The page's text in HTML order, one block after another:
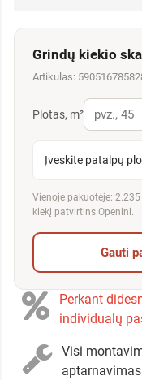
Grindų kiekio
Artikulas:
Plotas, m²
Įveskite patalpų
Vienoje pakuotėje:
kiekį patvirtins Openini.
Gauti
Perkant
individualų
Visi